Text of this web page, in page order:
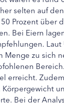
selten auf
Prozent über
Bei Eiern
zu sich
erreicht.
Bei der